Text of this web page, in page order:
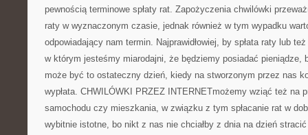
pewnością terminowe spłaty rat. Zapożyczenia chwilówki
raty w wyznaczonym czasie, jednak również w tym wypadku
odpowiadający nam termin. Najprawidłowiej, by spłata raty lub
w którym jesteśmy miarodajni, że będziemy posiadać pieniądze,
może być to ostateczny dzień, kiedy na stworzonym przez nas
wypłata. CHWILÓWKI PRZEZ INTERNETmożemy wziąć też na
samochodu czy mieszkania, w związku z tym spłacanie rat w
wybitnie istotne, bo nikt z nas nie chciałby z dnia na dzień